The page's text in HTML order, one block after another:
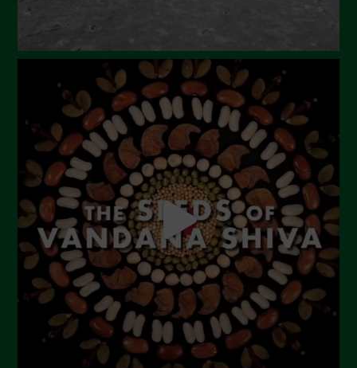
Ottobre 2023
Settembre 2023
Agosto 2023
Luglio 2023
Giugno 2023
Maggio 2023
Aprile 2023
Marzo 2023
Febbraio 2023
Dicembre 2022